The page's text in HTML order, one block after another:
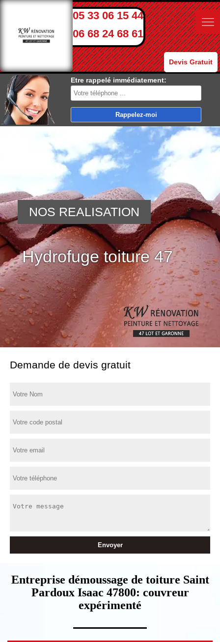
05 33 06 15 44
06 68 24 68 61
Devis Gratuit
Etre rappelé immédiatement:
Hydrofuge toiture 47
NOS REALISATION
Demande de devis gratuit
Entreprise démoussage de toiture Saint
Pardoux Isaac 47800: couvreur
expérimenté